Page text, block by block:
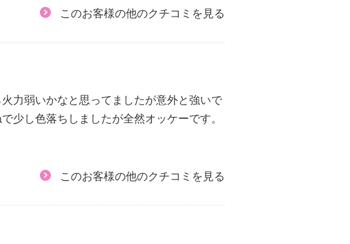
このお客様の他のクチコミを見る
力弱いかなと思ってましたが意外と強いで
少し色落ちしましたが全然オッケーです。
このお客様の他のクチコミを見る